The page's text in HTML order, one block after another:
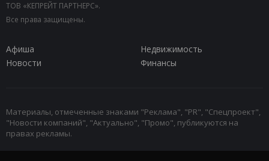
ТОВ «КЕПРЕЙТ ПАРТНЕРС».
Все права защищены.
Афиша
Недвижимость
Новости
Финансы
Материалы, отмеченные знаками "Реклама", "PR", "Спецпроект",
"Новости компаний", "Актуально", "Промо", публикуются на
правах рекламы.